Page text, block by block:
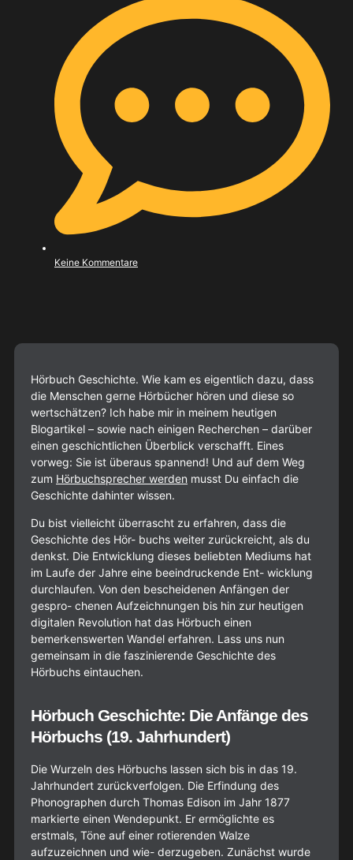
Keine Kommentare
Hörbuch Geschichte. Wie kam es eigentlich dazu, dass
die Menschen gerne Hörbücher hören und diese so
wertschätzen? Ich habe mir in meinem heutigen
Blogartikel – sowie nach einigen Recherchen – darüber
einen geschichtlichen Überblick verschafft. Eines
vorweg: Sie ist überaus spannend! Und auf dem Weg
zum Hörbuchsprecher werden musst Du einfach die
Geschichte dahinter wissen.
Du bist vielleicht überrascht zu erfahren, dass die
Geschichte des Hör- buchs weiter zurückreicht, als du
denkst. Die Entwicklung dieses beliebten Mediums hat
im Laufe der Jahre eine beeindruckende Ent- wicklung
durchlaufen. Von den bescheidenen Anfängen der
gespro- chenen Aufzeichnungen bis hin zur heutigen
digitalen Revolution hat das Hörbuch einen
bemerkenswerten Wandel erfahren. Lass uns nun
gemeinsam in die faszinierende Geschichte des
Hörbuchs eintauchen.
Hörbuch Geschichte: Die Anfänge des
Hörbuchs (19. Jahrhundert)
Die Wurzeln des Hörbuchs lassen sich bis in das 19.
Jahrhundert zurückverfolgen. Die Erfindung des
Phonographen durch Thomas Edison im Jahr 1877
markierte einen Wendepunkt. Er ermöglichte es
erstmals, Töne auf einer rotierenden Walze
aufzuzeichnen und wie- derzugeben. Zunächst wurde